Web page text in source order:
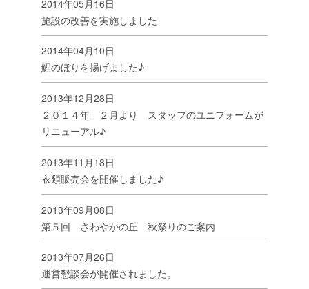
2014年05月16日
施設の改善を実施しました
2014年04月10日
鯉のぼりを揚げました♪
2013年12月28日
２０１４年 ２月より スタッフのユニフォームが
リニューアル♪
2013年11月18日
衣類販売会を開催しました♪
2013年09月08日
第５回 さわやかの丘 秋祭りのご案内
2013年07月26日
運営懇談会が開催されました。